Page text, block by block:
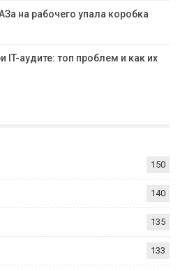
на рабочего упала коробка
IT-аудите: топ проблем и как их
150
140
135
133